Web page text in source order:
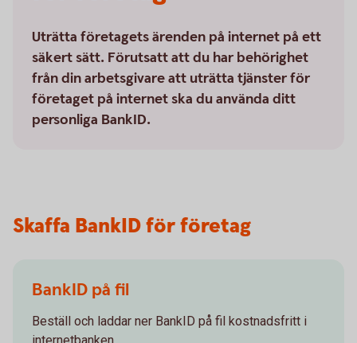
Uträtta företagets ärenden på internet på ett
säkert sätt. Förutsatt att du har behörighet
från din arbetsgivare att uträtta tjänster för
företaget på internet ska du använda ditt
personliga BankID.
Skaffa BankID för företag
BankID på fil
Beställ och laddar ner BankID på fil kostnadsfritt i